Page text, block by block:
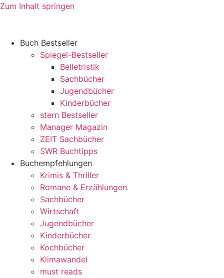
Zum Inhalt springen
Buch Bestseller
Spiegel-Bestseller
Belletristik
Sachbücher
Jugendbücher
Kinderbücher
stern Bestseller
Manager Magazin
ZEIT Sachbücher
SWR Buchtipps
Buchempfehlungen
Krimis & Thriller
Romane & Erzählungen
Sachbücher
Wirtschaft
Jugendbücher
Kinderbücher
Kochbücher
Klimawandel
must reads